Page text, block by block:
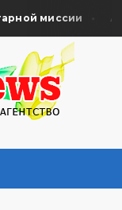
миссии